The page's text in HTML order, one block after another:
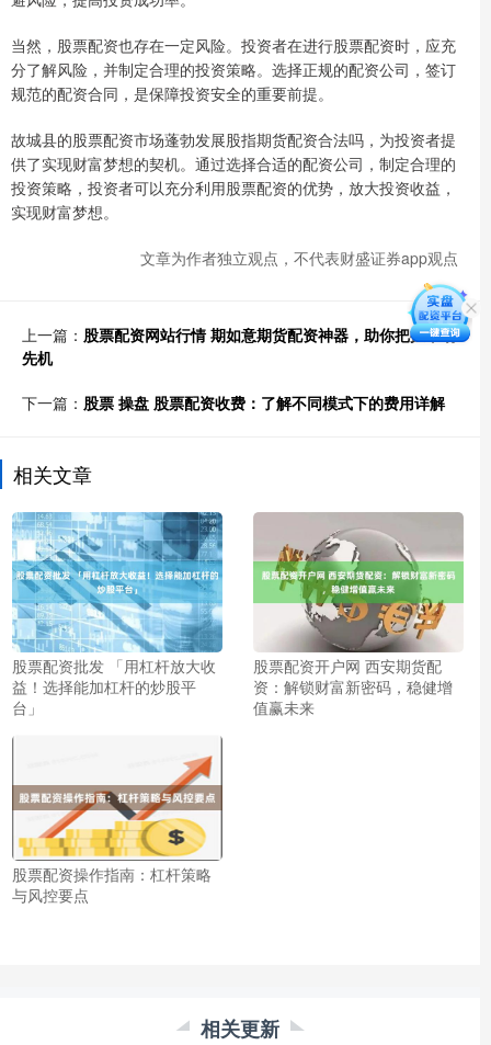
当然，股票配资也存在一定风险。投资者在进行股票配资时，应充
分了解风险，并制定合理的投资策略。选择正规的配资公司，签订
规范的配资合同，是保障投资安全的重要前提。
故城县的股票配资市场蓬勃发展股指期货配资合法吗，为投资者提
供了实现财富梦想的契机。通过选择合适的配资公司，制定合理的
投资策略，投资者可以充分利用股票配资的优势，放大投资收益，
实现财富梦想。
文章为作者独立观点，不代表财盛证券app观点
上一篇： 股票配资网站行情 期如意期货配资神器，助你把握市场
先机
下一篇： 股票 操盘 股票配资收费：了解不同模式下的费用详解
相关文章
股票配资批发 「用杠杆放大收
益！选择能加杠杆的炒股平
台」
股票配资开户网 西安期货配
资：解锁财富新密码，稳健增
值赢未来
股票配资操作指南：杠杆策略
与风控要点
相关更新